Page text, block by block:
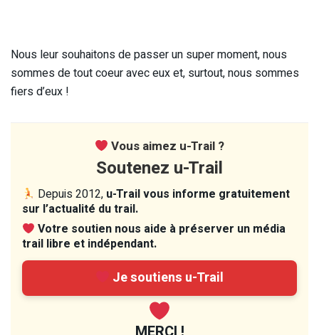
Nous leur souhaitons de passer un super moment, nous
sommes de tout coeur avec eux et, surtout, nous sommes
fiers d’eux !
Vous aimez u-Trail ?
Soutenez u-Trail
Depuis 2012, u-Trail vous informe gratuitement
sur l’actualité du trail.
Votre soutien nous aide à préserver un média
trail libre et indépendant.
Je soutiens u-Trail